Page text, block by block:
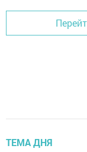
ТЕМА ДНЯ